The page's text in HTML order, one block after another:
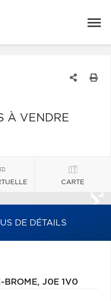
À VENDRE
CARTE
DE DÉTAILS
BROME, J0E 1V0